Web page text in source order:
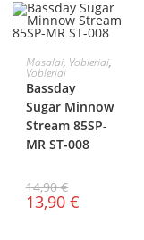
AKCIJA!
Į KREPŠELĮ
Masalai, Vobleriai,
Vobleriai
Bassday
Sugar Minnow
Stream 85SP-
MR ST-008
14,90€
13,90 €